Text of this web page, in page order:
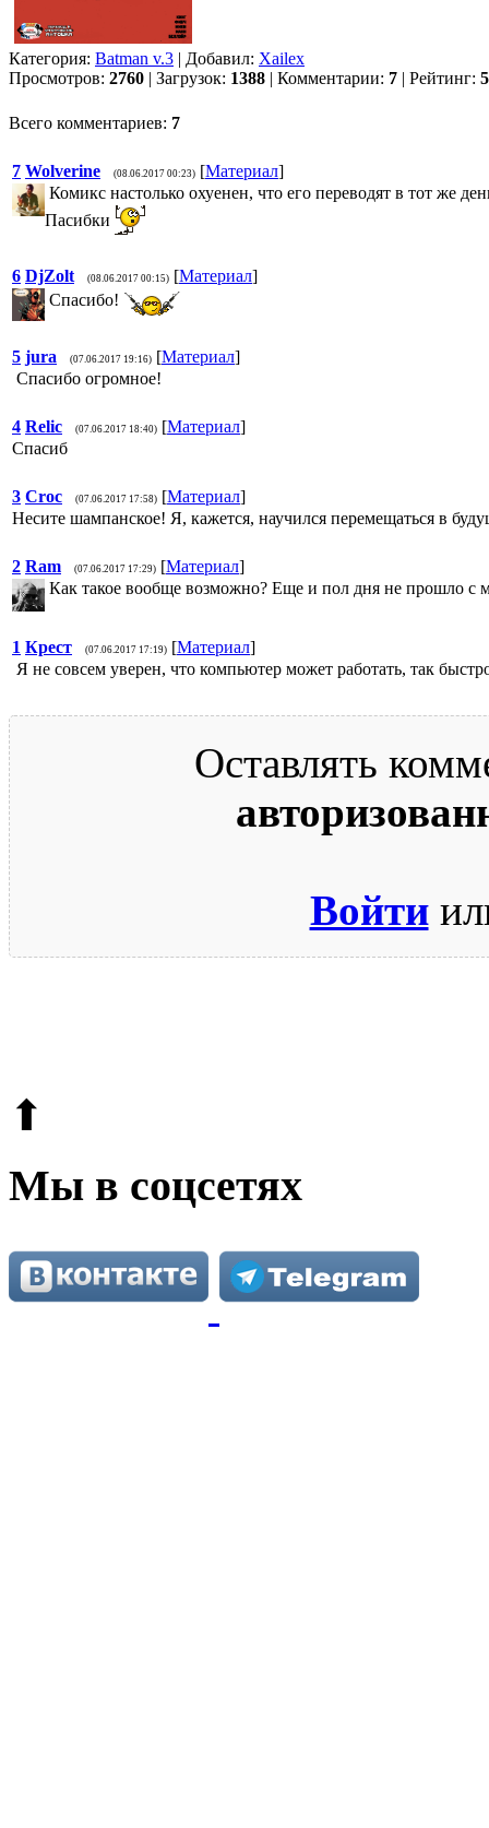
Категория: Batman v.3 | Добавил: Xailex
Просмотров: 2760 | Загрузок: 1388 | Комментарии: 7 | Рейтинг:
Всего комментариев: 7
7 Wolverine (08.06.2017 00:23) [Материал]
Комикс настолько охуенен, что его переводят в тот же
Пасибки
6 DjZolt (08.06.2017 00:15) [Материал]
Спасибо!
5 jura (07.06.2017 19:16) [Материал]
Спасибо огромное!
4 Relic (07.06.2017 18:40) [Материал]
Спасиб
3 Croc (07.06.2017 17:58) [Материал]
Несите шампанское! Я, кажется, научился перемещаться в
2 Ram (07.06.2017 17:29) [Материал]
Как такое вообще возможно? Еще и пол дня не прошло с
1 Крест (07.06.2017 17:19) [Материал]
Я не совсем уверен, что компьютер может работать, так
Оставлять
Войти
⬆
Мы в соцсетях